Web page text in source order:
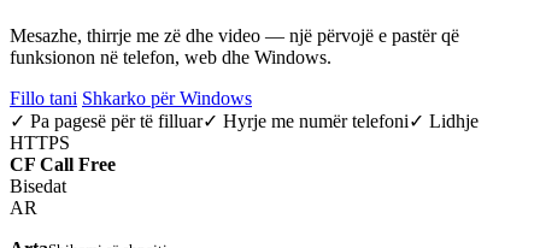
Mesazhe, thirrje me zë dhe video — një përvojë e pastër që
funksionon në telefon, web dhe Windows.
Fillo tani Shkarko për Windows
✓ Pa pagesë për të filluar✓ Hyrje me numër telefoni✓ Lidhje
HTTPS
CF Call Free
Bisedat
AR